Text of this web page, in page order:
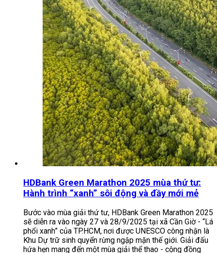
HDBank Green Marathon 2025 mùa thứ tư:
Hành trình “xanh” sôi động và đầy mới mẻ
Bước vào mùa giải thứ tư, HDBank Green Marathon 2025
sẽ diễn ra vào ngày 27 và 28/9/2025 tại xã Cần Giờ - “Lá
phổi xanh” của TP.HCM, nơi được UNESCO công nhận là
Khu Dự trữ sinh quyển rừng ngập mặn thế giới. Giải đấu
hứa hẹn mang đến một mùa giải thể thao - cộng đồng